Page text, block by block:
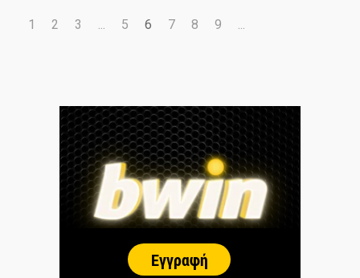
1 2 3 ... 5 6 7 8 9 ...